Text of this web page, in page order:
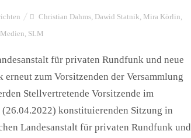
Christian Dahms, Dawid Statnik, Mira Körlin,
, SLM
für privaten Rundfunk und neue
zum Vorsitzenden der Versammlung
Stellvertretende Vorsitzende im
konstituierenden Sitzung in
Landesanstalt für privaten Rundfunk und